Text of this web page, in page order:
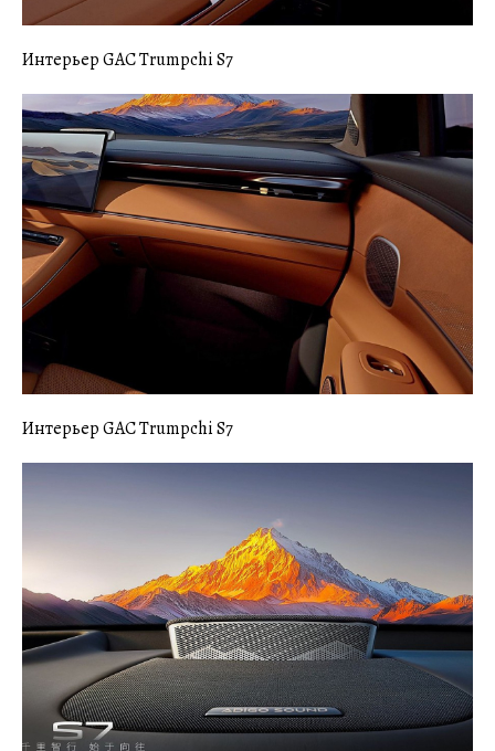
Интерьер GAC Trumpchi S7
Интерьер GAC Trumpchi S7